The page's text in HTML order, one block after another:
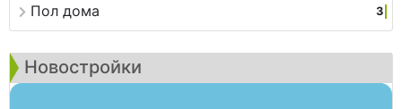
Пол дома 3
Новостройки